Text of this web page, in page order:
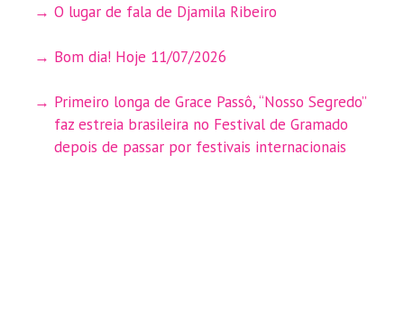
O lugar de fala de Djamila Ribeiro
Bom dia! Hoje 11/07/2026
Primeiro longa de Grace Passô, “Nosso Segredo”
faz estreia brasileira no Festival de Gramado
depois de passar por festivais internacionais